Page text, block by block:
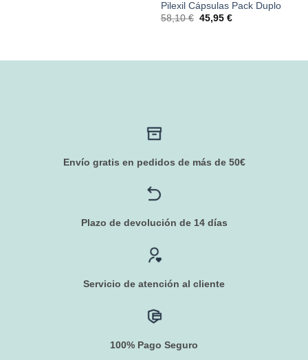
Pilexil Cápsulas Pack Duplo
58,10€ El
45,95 €El
Envío gratis en pedidos de más de 50€
Plazo de devolución de 14 días
Servicio de atención al cliente
100% Pago Seguro